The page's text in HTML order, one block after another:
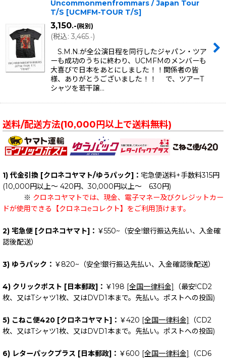
Uncommonmenfrommars / Japan Tour
T/S [UCMFM-TOUR T/S]
3,150.-(税別)
(税込: 3,465.-)
S.M.N.が全公演日程を同行したジャパン・ツア
ーも成功のうちに終わり、UCMFMのメンバーも
大喜びで日本をあとにしました！！関係者の皆
様、ありがとうございました！！ で、ツアーT
シャツを若干譲…
送料/配送方法(10,000円以上で送料無料)
1) 代金引換 [クロネコヤマト/ゆうパック]： 宅急便送料+手数料315円
(10,000円以上～ 420円、30,000円以上～ 630円)
※ クロネコヤマトでは、現金、電子マネー及びクレジットカー
ドが使用できる【クロネコeコレクト】をご利用頂けます。
2) 宅急便 [クロネコヤマト]： ￥550~（安全!銀行振込先払い、入金確
認後配送）
3) ゆうパック： ￥820~（安全!銀行振込先払い、入金確認後配送）
4) クリックポスト [日本郵政]： ￥198 [全国一律料金]
（最安!CD2
枚、又はTシャツ1枚、又はDVD1本まで。先払い。ポストへの投函)
5) こねこ便420 [クロネコヤマト]： ￥420 [全国一律料金]
（CD2
枚、又はTシャツ1枚、又はDVD1本まで。先払い。ポストへの投函)
6) レターパックプラス [日本郵政]： ￥600 [全国一律料金]
（CD6